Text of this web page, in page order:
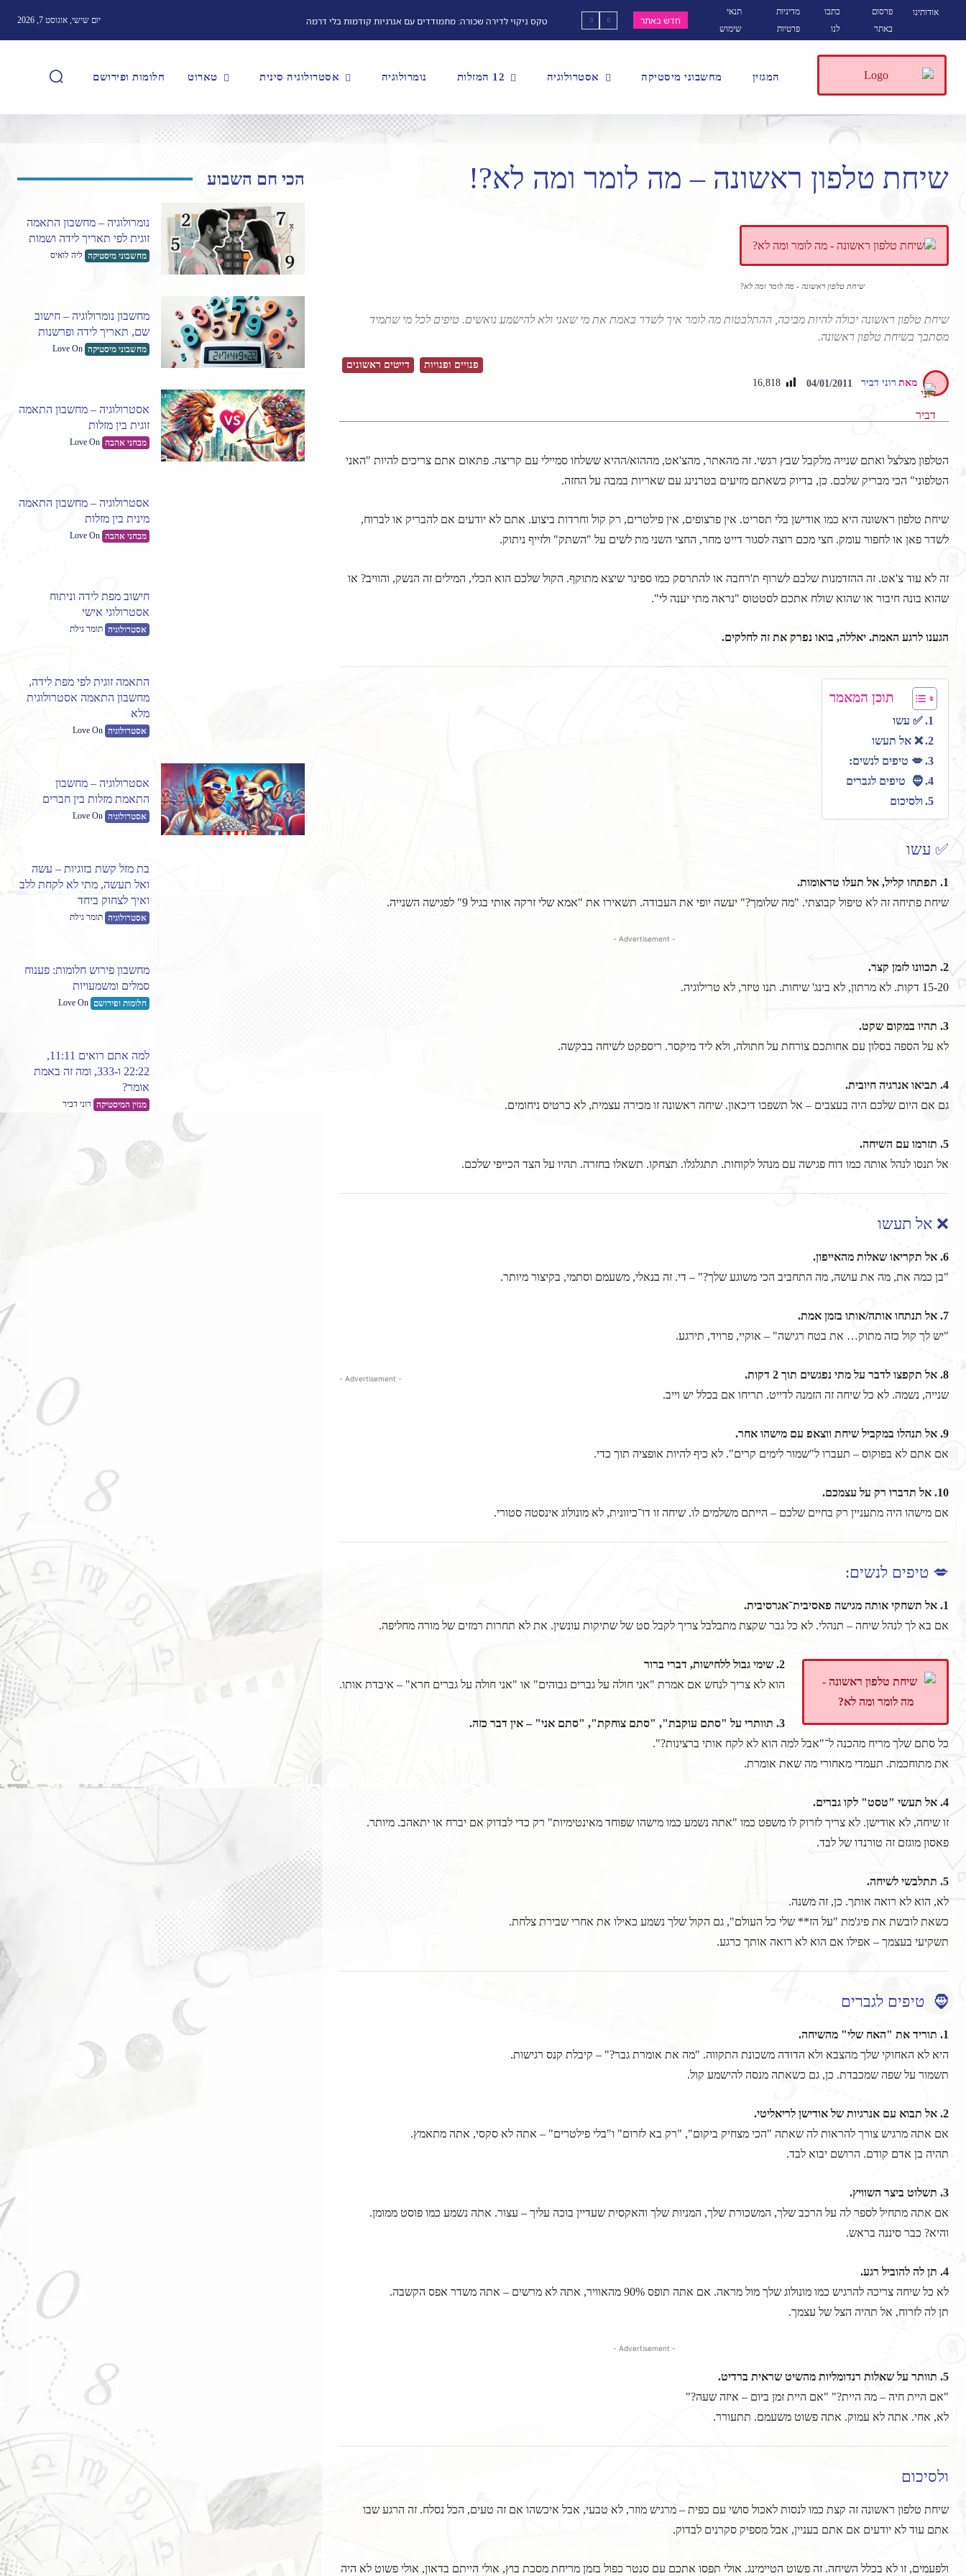
יום שישי, אוגוסט 7, 2026
אודותינו
פרסום
באתר
כתבו
לנו
מדיניות
פרטיות
תנאי
שימוש
חדש באתר טקס ניקוי לדירה שכורה: מתמודדים עם אנרגיות קודמות בלי דרמה
המגזין מחשבוני מיסטיקה אסטרולוגיה 12 המזלות נומרולוגיה אסטרולוגיה סינית טארוט חלומות ופירושם
הכי חם השבוע
נומרולוגיה – מחשבון התאמה
זוגית לפי תאריך לידה ושמות
מחשבוני מיסטיקה ליה לואיס
מחשבון נומרולוגיה – חישוב
שם, תאריך לידה ופרשנות
מחשבוני מיסטיקה Love On
אסטרולוגיה – מחשבון התאמה
זוגית בין מזלות
מבחני אהבה Love On
אסטרולוגיה – מחשבון התאמה
מינית בין מזלות
מבחני אהבה Love On
חישוב מפת לידה וניתוח
אסטרולוגי אישי
אסטרולוגיה תומר גילת
התאמה זוגית לפי מפת לידה,
מחשבון התאמה אסטרולוגית
מלא
אסטרולוגיה Love On
אסטרולוגיה – מחשבון
התאמת מזלות בין חברים
אסטרולוגיה Love On
בת מזל קשת בזוגיות – עשה
ואל תעשה, מתי לא לקחת ללב
ואיך לצחוק ביחד
אסטרולוגיה תומר גילת
מחשבון פירוש חלומות: פענוח
סמלים ומשמעויות
חלומות ופירושם Love On
למה אתם רואים 11:11,
22:22 ו-333, ומה זה באמת
אומר?
מגזין המיסטיקה רוני דביר
שיחת טלפון ראשונה – מה לומר ומה לא?!
שיחת טלפון ראשונה - מה לומר ומה לא?
שיחת טלפון ראשונה יכולה להיות מביכה, ההתלבטות מה לומר איך לשדר באמת את מי שאני ולא להישמע נואשים. טיפים לכל מי שתמיד
מסתבך בשיחת טלפון ראשונה.
פנויים ופנויות
דייטים ראשונים
מאת רוני דביר 04/01/2011
16,818
הטלפון מצלצל ואתם שנייה מלקבל שבץ רגשי. זה מהאתר, מהצ'אט, מההוא/ההיא ששלחו סמיילי עם קריצה. פתאום אתם צריכים להיות "האני
הטלפוני" הכי מבריק שלכם. כן, בדיוק כשאתם מזיעים בטרנינג עם שאריות במבה על החזה.
שיחת טלפון ראשונה היא כמו אודישן בלי תסריט. אין פרצופים, אין פילטרים, רק קול וחרדות ביצוע. אתם לא יודעים אם להבריק או לברוח,
לשדר פאן או לחפור עומק. חצי מכם רוצה לסגור דייט מחר, החצי השני מת לשים על "השתק" ולזייף ניתוק.
זה לא עוד צ'אט. זה ההזדמנות שלכם לשרוף ת'רחבה או להתרסק כמו ספינר שיצא מתוקף. הקול שלכם הוא הכלי, המילים זה הנשק, והוויב? או
שהוא בונה חיבור או שהוא שולח אתכם לסטטוס "נראה מתי יענה לי".
הגענו לרגע האמת. יאללה, בואו נפרק את זה לחלקים.
תוכן המאמר
✅ עשו
❌ אל תעשו
💋 טיפים לנשים:
🧔 טיפים לגברים
ולסיכום
✅ עשו
1. תפתחו קליל, אל תעלו טראומות.
שיחת פתיחה זה לא טיפול קבוצתי. "מה שלומך?" יעשה יופי את העבודה. תשאירו את "אמא שלי זרקה אותי בגיל 9" לפגישה השנייה.
- Advertisement -
2. תכוונו לזמן קצר.
15-20 דקות. לא מרתון, לא בינג' שיחות. תנו טיזר, לא טרילוגיה.
3. תהיו במקום שקט.
לא על הספה בסלון עם אחותכם צורחת על חתולה, ולא ליד מיקסר. ריספקט לשיחה בבקשה.
4. תביאו אנרגיה חיובית.
גם אם היום שלכם היה בעצבים – אל תשפכו דיכאון. שיחה ראשונה זו מכירה עצמית, לא כרטיס ניחומים.
5. תזרמו עם השיחה.
אל תנסו לנהל אותה כמו דוח פגישה עם מנהל לקוחות. תתגלגלו. תצחקו. תשאלו בחזרה. תהיו על הצד הכייפי שלכם.
❌ אל תעשו
6. אל תקריאו שאלות מהאייפון.
"בן כמה את, מה את עושה, מה התחביב הכי משוגע שלך?" – די. זה בנאלי, משעמם וסתמי, בקיצור מיותר.
7. אל תנתחו אותה/אותו בזמן אמת.
"יש לך קול כזה מתוק… את בטח רגישה" – אוקיי, פרויד, תירגע.
- Advertisement -
8. אל תקפצו לדבר על מתי נפגשים תוך 2 דקות.
שנייה, נשמה. לא כל שיחה זה הזמנה לדייט. תריחו אם בכלל יש וייב.
9. אל תנהלו במקביל שיחת ווצאפ עם מישהו אחר.
אם אתם לא בפוקוס – תעברו ל"שמור לימים קרים". לא כיף להיות אופציה תוך כדי.
10. אל תדברו רק על עצמכם.
אם מישהו היה מתעניין רק בחיים שלכם – הייתם משלמים לו. שיחה זו דו־כיוונית, לא מונולוג אינסטה סטורי.
💋 טיפים לנשים:
1. אל תשחקי אותה מגישה פאסיבית־אגרסיבית.
אם בא לך לנהל שיחה – תנהלי. לא כל גבר שקצת מתבלבל צריך לקבל סט של שתיקות עונשין. את לא תחרות רמזים של מורה מחליפה.
2. שימי גבול ללחישות, דברי ברור
הוא לא צריך לנחש אם אמרת "אני חולה על גברים גבוהים" או "אני חולה על גברים חרא" – איבדת אותו.
3. תוותרי על "סתם עוקבת", "סתם צוחקת", "סתם אני" – אין דבר כזה.
כל סתם שלך מריח מהכנה ל־"אבל למה הוא לא לקח אותי ברצינות?".
את מתוחכמת. תעמדי מאחורי מה שאת אומרת.
4. אל תעשי "טסט" לקו גברים.
זו שיחה, לא אודישן. לא צריך לזרוק לו משפט כמו "אתה נשמע כמו מישהו שפוחד מאינטימיות" רק כדי לבדוק אם יברח או יתאהב. מיותר.
פאסון מוגזם זה טורנדו של לבד.
5. תתלבשי לשיחה.
לא, הוא לא רואה אותך. כן, זה משנה.
כשאת לובשת את פיג'מת "על הז** שלי כל העולם", גם הקול שלך נשמע כאילו את אחרי שבירת צלחת.
תשקיעי בעצמך – אפילו אם הוא לא רואה אותך כרגע.
🧔 טיפים לגברים
1. תוריד את "האח שלי" מהשיחה.
היא לא האחוקי שלך מהצבא ולא הדודה משכונת התקווה. "מה את אומרת גבר?" – קיבלת קנס רגישות.
תשמור על שפה שמכבדת. כן, גם כשאתה מנסה להישמע קול.
2. אל תבוא עם אנרגיות של אודישן לריאליטי.
אם אתה מרגיש צורך להראות לה שאתה "הכי מצחיק ביקום", "רק בא לזרום" ו"בלי פילטרים" – אתה לא סקסי, אתה מתאמץ.
תהיה בן אדם קודם. הרושם יבוא לבד.
3. תשלוט ביצר השוויץ.
אם אתה מתחיל לספר לה על הרכב שלך, המשכורת שלך, המניות שלך והאקסית שעדיין בוכה עליך – עצור. אתה נשמע כמו פוסט ממומן.
והיא? כבר סיננה בראש.
4. תן לה להוביל רגע.
לא כל שיחה צריכה להרגיש כמו מונולוג שלך מול מראה. אם אתה תופס 90% מהאוויר, אתה לא מרשים – אתה משדר אפס הקשבה.
תן לה לזרוח, אל תהיה הצל של עצמך.
- Advertisement -
5. תוותר על שאלות רנדומליות מהשיט שראית ברדיט.
"אם היית חיה – מה היית?" "אם היית זמן ביום – איזה שעה?"
לא, אחי. אתה לא עמוק. אתה פשוט משעמם. תתעורר.
ולסיכום
שיחת טלפון ראשונה זה קצת כמו לנסות לאכול סושי עם כפית – מרגיש מוזר, לא טבעי, אבל איכשהו אם זה טעים, הכל נסלח. זה הרגע שבו
אתם עוד לא יודעים אם אתם בעניין, אבל מספיק סקרנים לבדוק.
ולפעמים, זו לא בכלל השיחה. זה פשוט הטיימינג. אולי תפסו אתכם עם סנטר כפול בזמן מריחת מסכת בוץ, אולי הייתם בדאון, אולי פשוט לא היה